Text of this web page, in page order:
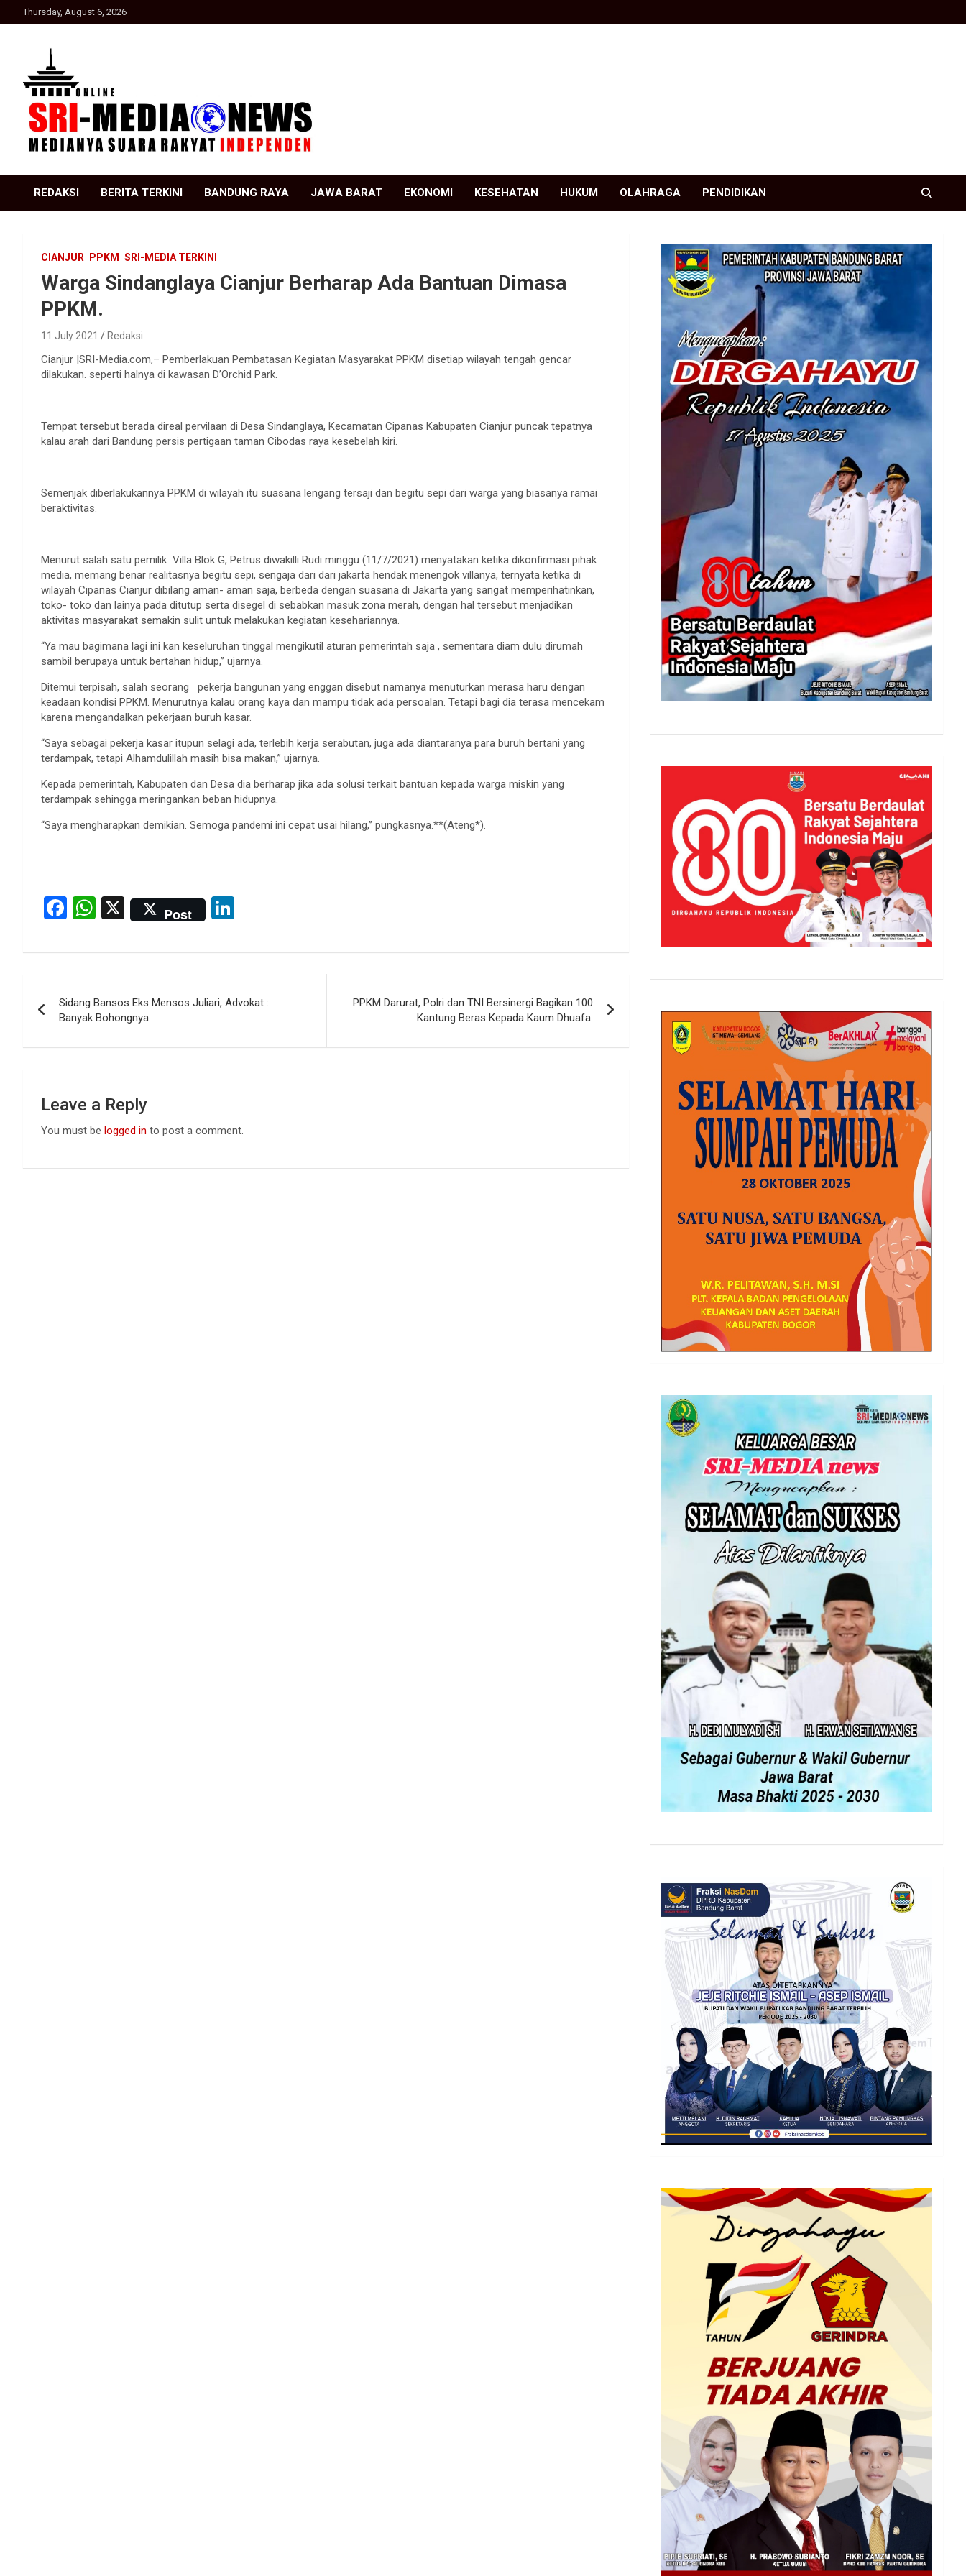
to
Thursday, August 6, 2026
SRI Media news
REDAKSI BERITA TERKINI BANDUNG RAYA JAWA BARAT EKONOMI KESEHATAN HUKUM OLAHRAGA PENDIDIKAN
CIANJUR PPKM SRI-MEDIA TERKINI
Warga Sindanglaya Cianjur Berharap Ada Bantuan Dimasa
PPKM.
11 July 2021 Redaksi
Cianjur |SRI-Media.com,– Pemberlakuan Pembatasan Kegiatan Masyarakat PPKM disetiap wilayah tengah gencar
dilakukan. seperti halnya di kawasan D’Orchid Park.
Tempat tersebut berada direal pervilaan di Desa Sindanglaya, Kecamatan Cipanas Kabupaten Cianjur puncak tepatnya
kalau arah dari Bandung persis pertigaan taman Cibodas raya kesebelah kiri.
Semenjak diberlakukannya PPKM di wilayah itu suasana lengang tersaji dan begitu sepi dari warga yang biasanya ramai
beraktivitas.
Menurut salah satu pemilik Villa Blok G, Petrus diwakilli Rudi minggu (11/7/2021) menyatakan ketika dikonfirmasi pihak
media, memang benar realitasnya begitu sepi, sengaja dari dari jakarta hendak menengok villanya, ternyata ketika di
wilayah Cipanas Cianjur dibilang aman- aman saja, berbeda dengan suasana di Jakarta yang sangat memperihatinkan,
toko- toko dan lainya pada ditutup serta disegel di sebabkan masuk zona merah, dengan hal tersebut menjadikan
aktivitas masyarakat semakin sulit untuk melakukan kegiatan kesehariannya.
“Ya mau bagimana lagi ini kan keseluruhan tinggal mengikutil aturan pemerintah saja , sementara diam dulu dirumah
sambil berupaya untuk bertahan hidup,” ujarnya.
Ditemui terpisah, salah seorang pekerja bangunan yang enggan disebut namanya menuturkan merasa haru dengan
keadaan kondisi PPKM. Menurutnya kalau orang kaya dan mampu tidak ada persoalan. Tetapi bagi dia terasa mencekam
karena mengandalkan pekerjaan buruh kasar.
“Saya sebagai pekerja kasar itupun selagi ada, terlebih kerja serabutan, juga ada diantaranya para buruh bertani yang
terdampak, tetapi Alhamdulillah masih bisa makan,” ujarnya.
Kepada pemerintah, Kabupaten dan Desa dia berharap jika ada solusi terkait bantuan kepada warga miskin yang
terdampak sehingga meringankan beban hidupnya.
“Saya mengharapkan demikian. Semoga pandemi ini cepat usai hilang,” pungkasnya.**(Ateng*).
F
ce
o
o
k
W
at
A
p
p
X Post
ke
n
navigation
Sidang Bansos Eks Mensos Juliari, Advokat :
Banyak Bohongnya.
PPKM Darurat, Polri dan TNI Bersinergi Bagikan 100
Kantung Beras Kepada Kaum Dhuafa.
Leave a Reply
You must be logged in to post a comment.